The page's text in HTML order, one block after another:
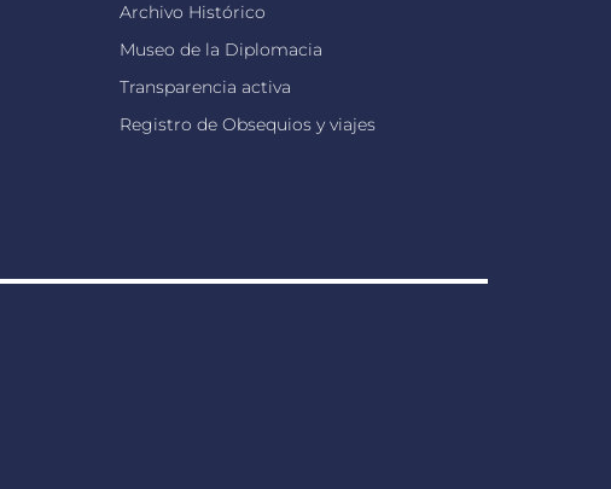
Archivo Histórico
Museo de la Diplomacia
Transparencia activa
Registro de Obsequios y viajes